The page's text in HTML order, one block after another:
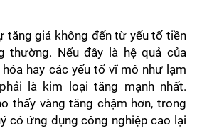
tăng giá không đến từ yếu tố tiền
thường. Nếu đây là hệ quả của
hay các yếu tố vĩ mô như lạm
là kim loại tăng mạnh nhất.
thấy vàng tăng chậm hơn, trong
có ứng dụng công nghiệp cao lại